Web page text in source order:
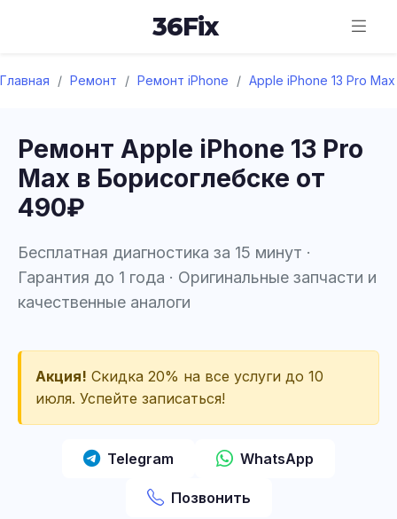
36Fix
Главная / Ремонт / Ремонт iPhone / Apple iPhone 13 Pro Max
Ремонт Apple iPhone 13 Pro
Max в Борисоглебске от
490₽
Бесплатная диагностика за 15 минут ·
Гарантия до 1 года · Оригинальные запчасти и
качественные аналоги
Акция! Скидка 20% на все услуги до 10
июля. Успейте записаться!
Telegram WhatsApp
Позвонить